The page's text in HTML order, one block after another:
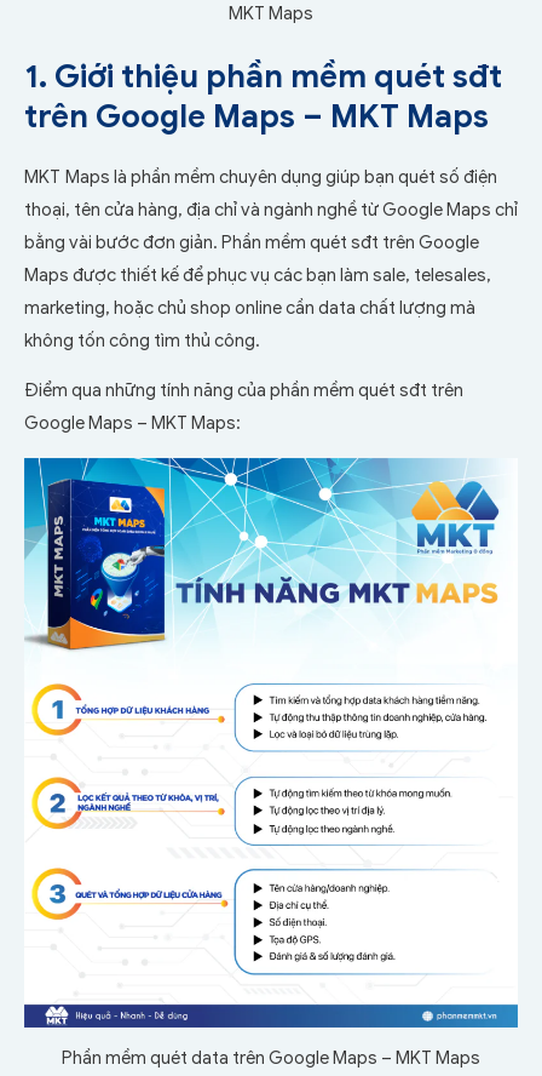
MKT Maps
1. Giới thiệu phần mềm quét sđt
trên Google Maps – MKT Maps
MKT Maps là phần mềm chuyên dụng giúp bạn quét số điện
thoại, tên cửa hàng, địa chỉ và ngành nghề từ Google Maps chỉ
bằng vài bước đơn giản. Phần mềm quét sđt trên Google
Maps được thiết kế để phục vụ các bạn làm sale, telesales,
marketing, hoặc chủ shop online cần data chất lượng mà
không tốn công tìm thủ công.
Điểm qua những tính năng của phần mềm quét sđt trên
Google Maps – MKT Maps:
Phần mềm quét data trên Google Maps – MKT Maps